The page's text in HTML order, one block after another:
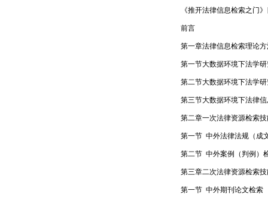
《推开法律信息检索之门》
前言
第一章法律信息检索理论方
第一节大数据环境下法学研
第二节大数据环境下法学
第三节大数据环境下法律
第二章一次法律资源检索技
第一节 中外法律法规（成
第二节 中外案例（判例）
第三章二次法律资源检索技
第一节 中外期刊论文检索